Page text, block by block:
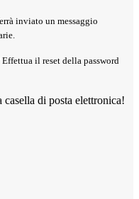
inviato un messaggio
il reset della password
di posta elettronica!